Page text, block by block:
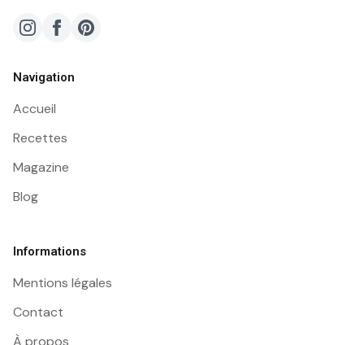
Navigation
Accueil
Recettes
Magazine
Blog
Informations
Mentions légales
Contact
À propos